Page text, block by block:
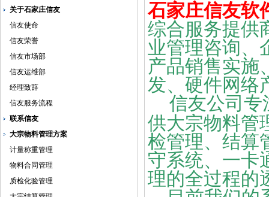
关于石家庄信友
信友使命
信友荣誉
信友市场部
信友运维部
经理致辞
信友服务流程
联系信友
大宗物料管理方案
计量称重管理
物料合同管理
质检化验管理
石家庄信友软
综合服务提供
业管理咨询、
产品销售实施
发、硬件网络
信友公司专
供大宗物料管
检管理、结算
守系统、一卡
理的全过程的